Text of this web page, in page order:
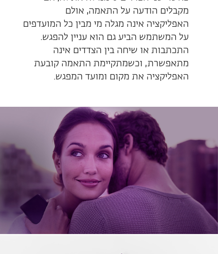
מקבלים הודעה על התאמה, אולם
האפליקציה אינה מגלה מי מבין כל המועדפים
על המשתמש הביע גם הוא עניין להפגש.
התכתבות או שיחה בין הצדדים אינה
מתאפשרת, וכשמתקיימת התאמה קובעת
האפליקציה את מקום ומועד המפגש.